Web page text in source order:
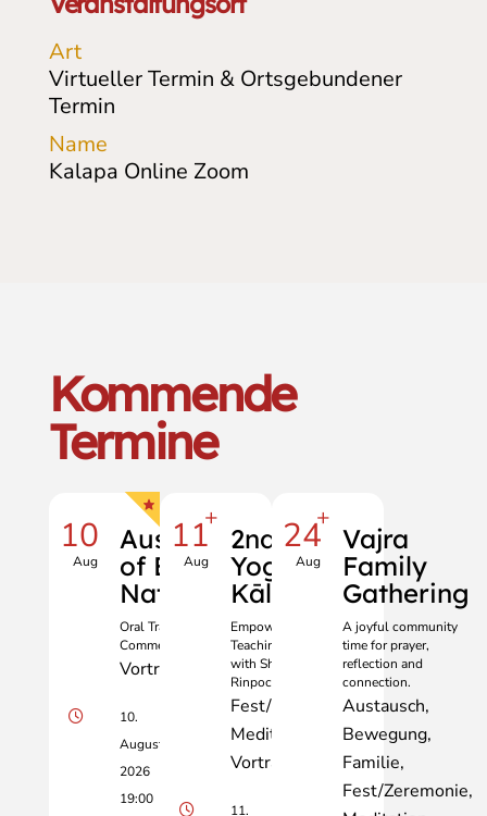
Art
Virtueller Termin & Ortsgebundener
Termin
Name
Kalapa Online Zoom
Kommende
Termine
10
Aug
Auspiciousness
of Buddha
Nature
Oral Transmission and
Commentary of Dolpopa’s Prayer
Vortrag
10.
August
2026
19:00
11+
Aug
2nd Vajra
Yoga of
Kālachakra
Empowerment,
Teachings and Retreat
with Shar Khentrul
Rinpoche
Fest/Zeremonie
Meditation
Vortrag
11.
24+
Aug
Vajra
Family
Gathering
A joyful community
time for prayer,
reflection and
connection.
Austausch
Bewegung
Familie
Fest/Zeremonie